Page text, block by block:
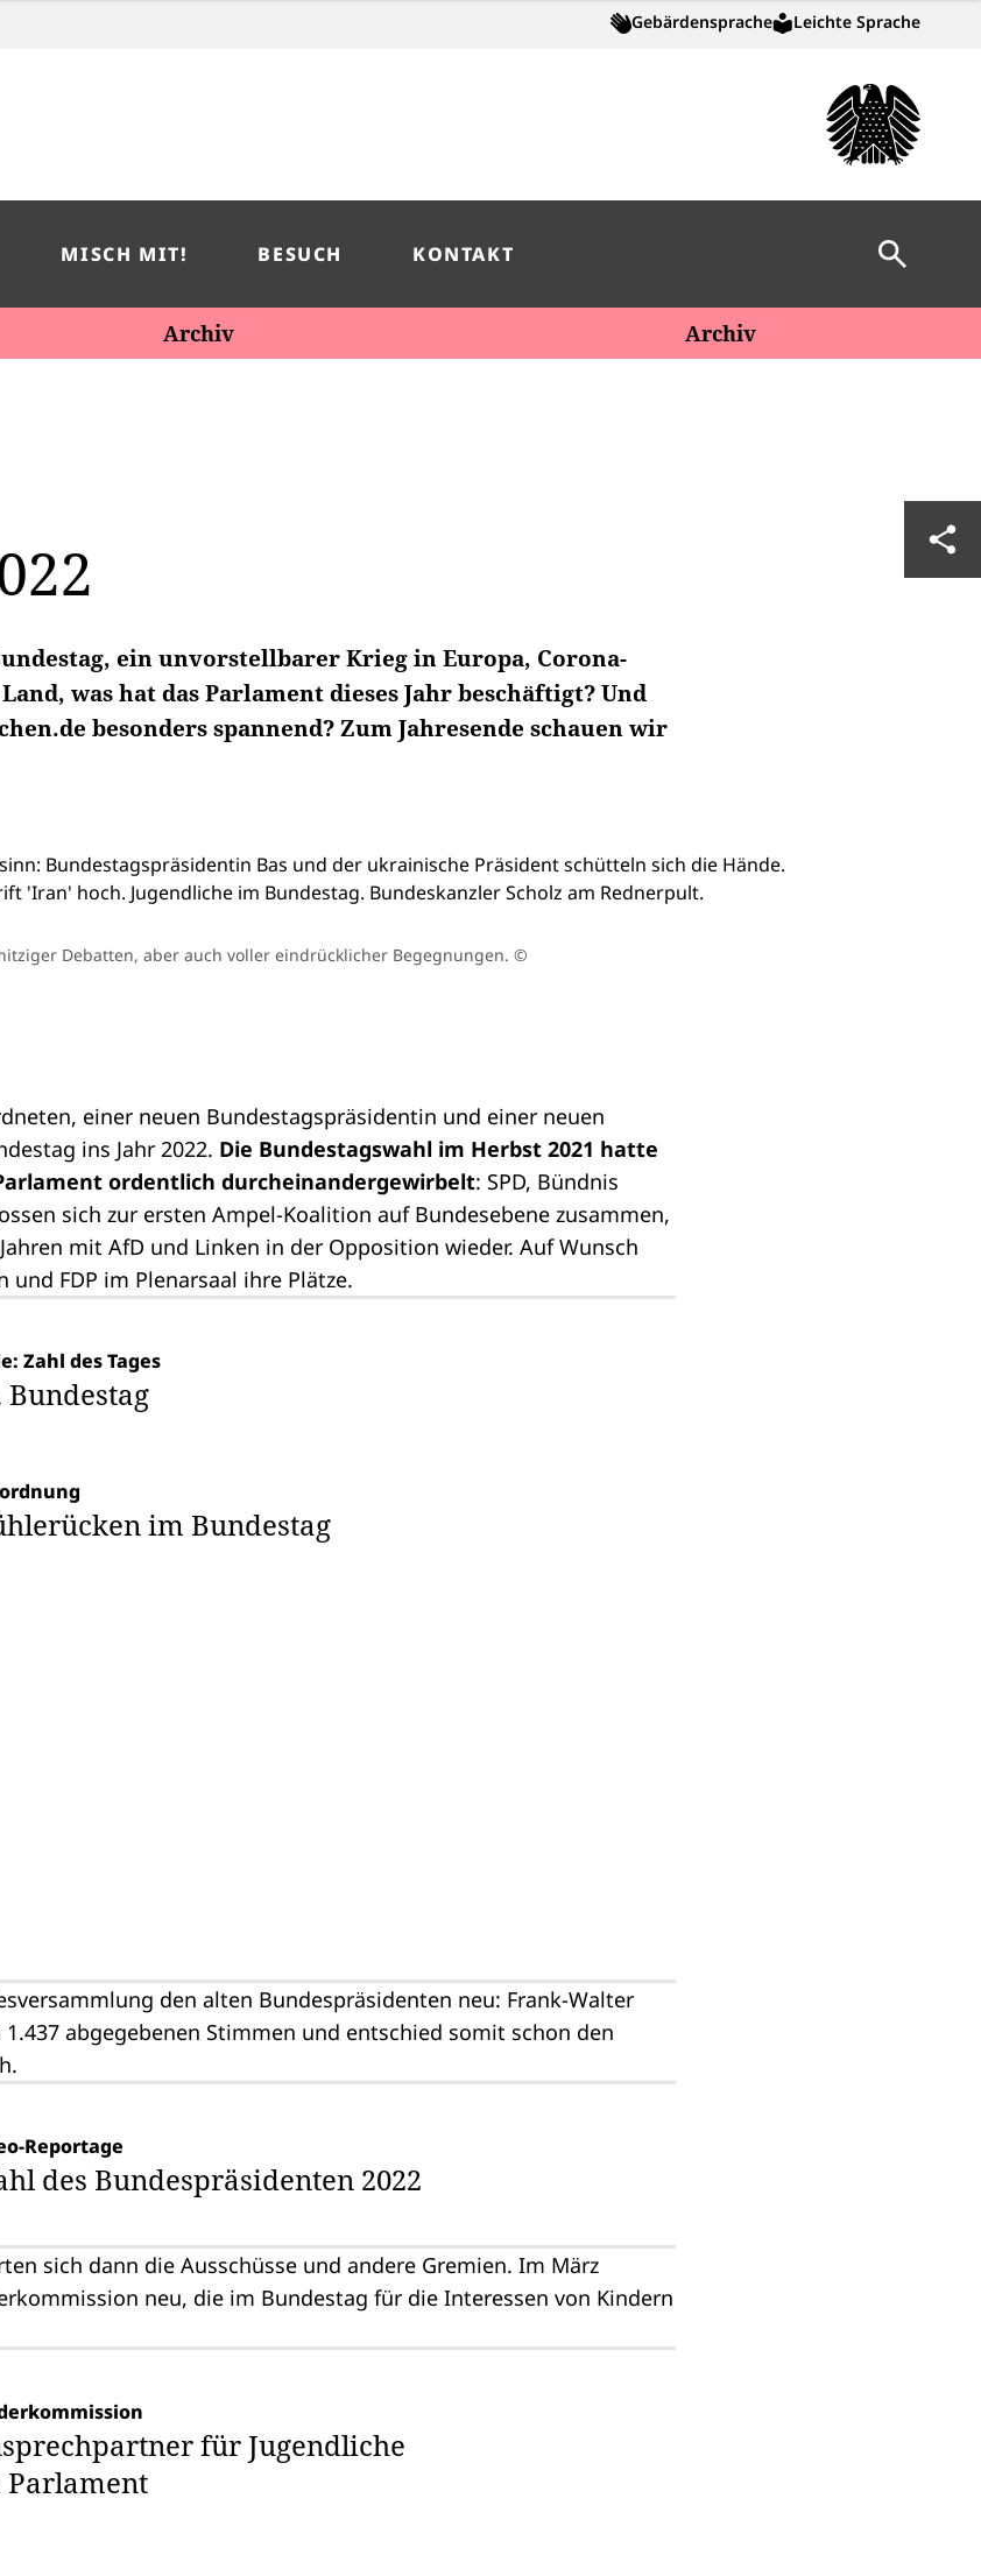
Gebärdensprache Leichte Sprache
MISCH MIT! BESUCH KONTAKT Suche
Archiv Archiv
ein unvorstellbarer Krieg in Europa, Corona-
was hat das Parlament dieses Jahr beschäftigt? Und
besonders spannend? Zum Jahresende schauen wir
Debatten, aber auch voller eindrücklicher Begegnungen. ©
, einer neuen Bundestagspräsidentin und einer neuen
ins Jahr 2022. Die Bundestagswahl im Herbst 2021 hatte
ordentlich durcheinandergewirbelt: SPD, Bündnis
sich zur ersten Ampel-Koalition auf Bundesebene zusammen,
mit AfD und Linken in der Opposition wieder. Auf Wunsch
und FDP im Plenarsaal ihre Plätze.
Zahl des Tages
Bundestag
im Bundestag
den alten Bundespräsidenten neu: Frank-Walter
abgegebenen Stimmen und entschied somit schon den
Reportage
des Bundespräsidenten 2022
sich dann die Ausschüsse und andere Gremien. Im März
neu, die im Bundestag für die Interessen von Kindern
für Jugendliche